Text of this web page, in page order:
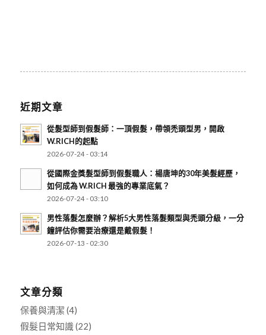
近期文章
從髮型師到假髮師：一頂假髮，帶領禿頭型男，開啟
W.RICH的起點
2026-07-24 - 03:14
從國際金獎髮型師到假髮職人：楊唐坤的30年美髮經歷，
如何成為 W.RICH 最強的專業底氣？
2026-07-24 - 03:10
男性落髮怎麼辦？解析5大男性落髮類型與禿頭分級，一分
鐘評估你需要治療還是戴假髮！
2026-07-13 - 02:30
文章分類
保養與清潔 (4)
假髮日常知識(22)